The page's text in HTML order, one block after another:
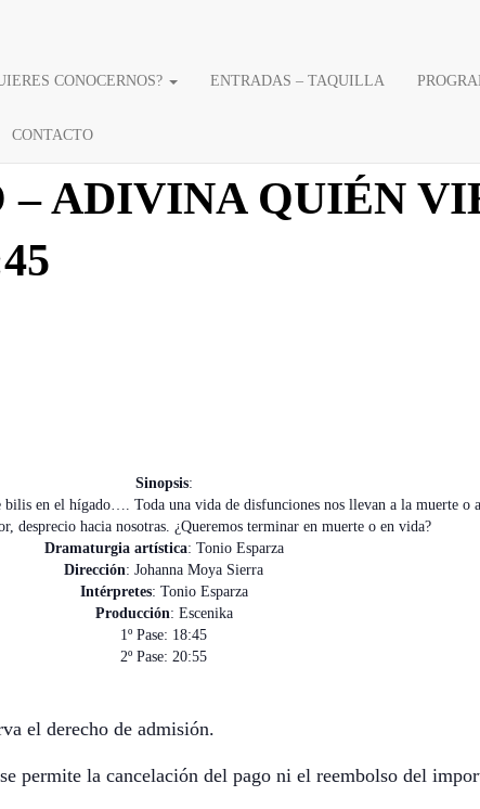
CONOCERNOS? ENTRADAS – TAQUILLA
CONTACTO
– ADIVINA QUIÉN
Sinopsis:
en el hígado…. Toda una vida de disfunciones nos llevan a la muerte o
desprecio hacia nosotras. ¿Queremos terminar en muerte o en vida?
Dramaturgia artística: Tonio Esparza
Dirección: Johanna Moya Sierra
Intérpretes: Tonio Esparza
Producción: Escenika
1º Pase: 18:45
2º Pase: 20:55
el derecho de admisión.
permite la cancelación del pago ni el reembolso del